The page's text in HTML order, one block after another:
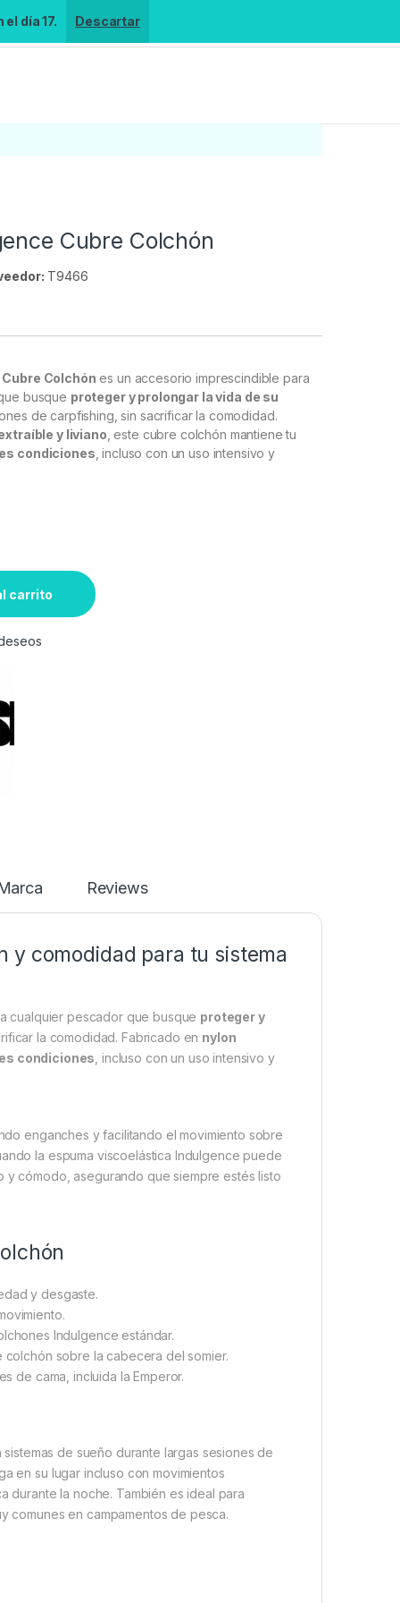
día 17. Descartar
Cubre Colchón
T9466
Colchón es un accesorio imprescindible para
busque proteger y prolongar la vida de su
de carpfishing, sin sacrificar la comodidad.
y liviano , este cubre colchón mantiene tu
condiciones , incluso con un uso intensivo y
carrito
Reviews
y comodidad para tu sistema
cualquier pescador que busque proteger y
la comodidad. Fabricado en nylon
condiciones , incluso con un uso intensivo y
enganches y facilitando el movimiento sobre
la espuma viscoelástica Indulgence puede
cómodo, asegurando que siempre estés listo
y desgaste.
Indulgence estándar.
sobre la cabecera del somier.
de cama, incluida la Emperor.
de sueño durante largas sesiones de
en su lugar incluso con movimientos
durante la noche. También es ideal para
comunes en campamentos de pesca.